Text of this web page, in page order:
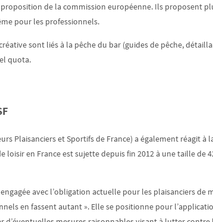
de la commission européenne. Ils proposent
pour les professionnels.
sont liés à la pêche du bar (guides de pêche,
quota.
Plaisanciers et Sportifs de France) a également
en France est sujette depuis fin 2012 à une taille
avec l’obligation actuelle pour les plaisanciers de
en fassent autant ». Elle se positionne pour